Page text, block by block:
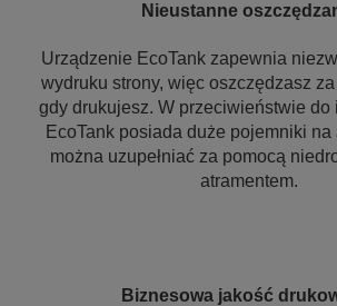
Nieustanne
Urządzenie EcoTank zapewnia
wydruku strony, więc oszczędzasz
gdy drukujesz. W przeciwieństwie do
EcoTank posiada duże pojemniki na
można uzupełniać za pomocą
atramentem.
Biznesowa jakość